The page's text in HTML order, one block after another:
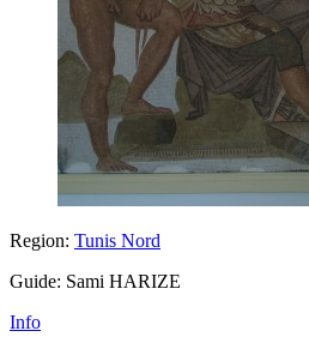
Region: Tunis Nord
Guide: Sami HARIZE
Info